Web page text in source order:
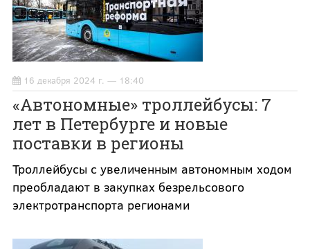
16 декабря 2024 г. — 18:40
«Автономные» троллейбусы: 7
лет в Петербурге и новые
поставки в регионы
Троллейбусы с увеличенным автономным ходом
преобладают в закупках безрельсового
электротранспорта регионами